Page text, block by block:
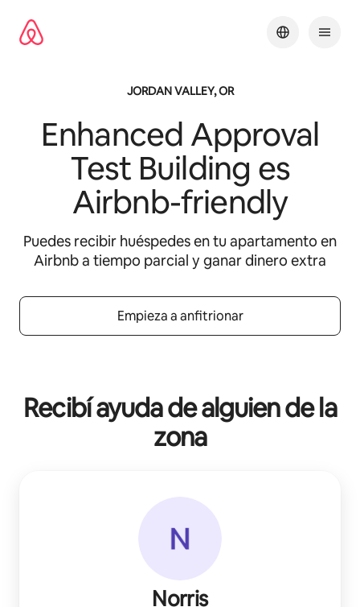
contenido
JORDAN VALLEY, OR
Enhanced Approval
Test Building es
Airbnb-friendly
Puedes recibir huéspedes en tu apartamento en
Airbnb a tiempo parcial y ganar dinero extra
Empieza a anfitrionar
Recibí ayuda de alguien de la
zona
Norris